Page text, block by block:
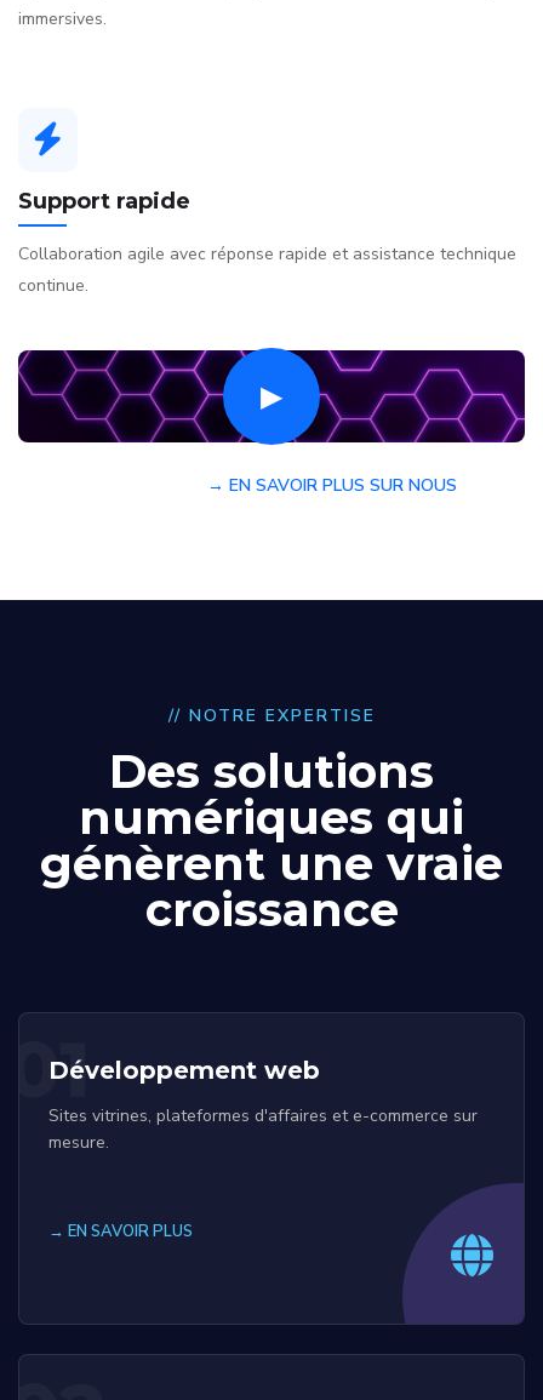
immersives.
Support rapide
Collaboration agile avec réponse rapide et assistance technique
continue.
▶
→ EN SAVOIR PLUS SUR NOUS
// NOTRE EXPERTISE
Des solutions
numériques qui
génèrent une vraie
croissance
01
Développement web
Sites vitrines, plateformes d'affaires et e-commerce sur
mesure.
→ EN SAVOIR PLUS